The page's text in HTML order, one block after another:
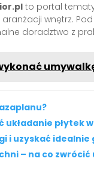
to portal
wnętrz.
doradztwo z
płytek w
i uzyskać
– na co zwrócić